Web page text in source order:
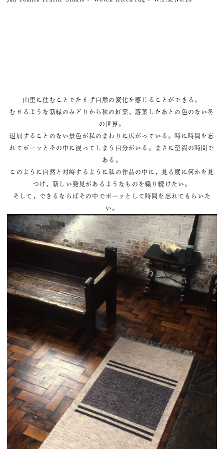
山里に住むことでたえず自然の変化を感じることができる。
むせるような新緑のみどりから秋の紅葉、落葉したあとの色のない冬
の世界。
退屈することのない景色が私のまわりに広がっている。時に時間を忘
れてボーッとその中に浸ってしまう自分がいる。まさに至福の時間で
ある。
このように自然と対峙するように私の作品の中に、見る度に何かを見
つけ、新しい発見があるようなものを織り続けたい。
そして、できるならばその中でボーッとして時間を忘れてもらいた
い。